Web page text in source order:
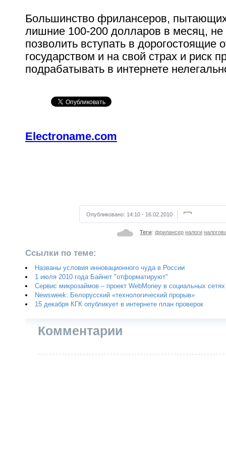
Большинство фрилансеров,
лишние 100-200 долларов в месяц, не
позволить вступать в дорогостоящие
государством и на свой страх и риск
подрабатывать в интернете
Electroname.com
Опубликовано: 14:10 - 16.02.2010
Теги: фрилансер налоги
Ссылки по теме:
Названы условия инновационного чуда в России
1 июля 2010 года Байнет "отформатируют"
Сервис микрозаймов – проект WebMoney в социальных сетях
Newsweek: Белорусский «технологический прорыв»
15 декабря КГК опубликует в интернете план проверок
Комментарии